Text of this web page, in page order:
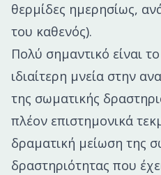
θερμίδες ημερησίως,
του καθενός).
Πολύ σημαντικό είναι το
ιδιαίτερη μνεία στην
της σωματικής
πλέον επιστημονικά
δραματική μείωση της
δραστηριότητας που